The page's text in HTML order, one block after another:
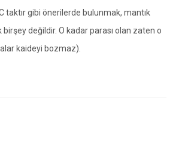
taktır gibi önerilerde bulunmak, mantık
değildir. O kadar parası olan zaten o
kaideyi bozmaz).